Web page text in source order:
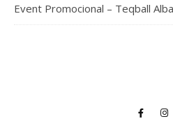
Event Promocional – Teqball